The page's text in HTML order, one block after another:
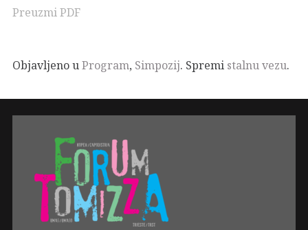
Preuzmi PDF
Objavljeno uProgram, Simpozij. Spremi stalnu vezu.